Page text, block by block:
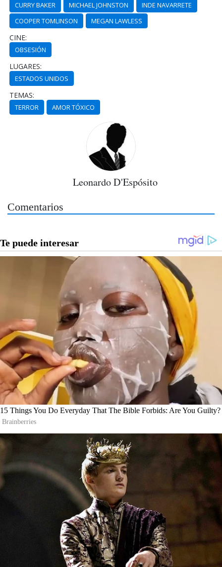
CURRY BAKER MICHAEL JOHNSTON
INDE NAVARRETE
COOPER TOMLINSON
MEGAN LAWLESS
CINE:
OBSESIÓN
LUGARES:
ESTADOS UNIDOS
TEMAS:
TERROR AMOR TÓXICO
Leonardo D'Espósito
Comentarios